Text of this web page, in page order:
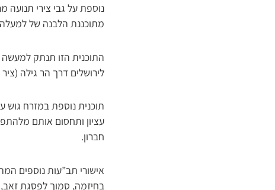
נוספת על גבי צירי תנועה
מתוכננת הלבנה של למעלה מ-500 מבנים לא חוקיים והרחבת הכפר בכ-3,600 דונם נוספים (כגודלה
התוכנית הזו תנתק למעשה
לירושלים דרך הר גילה
עציון ותחסום אותם
חברון.
בחיזמה, סמוך לפסגת זאב,